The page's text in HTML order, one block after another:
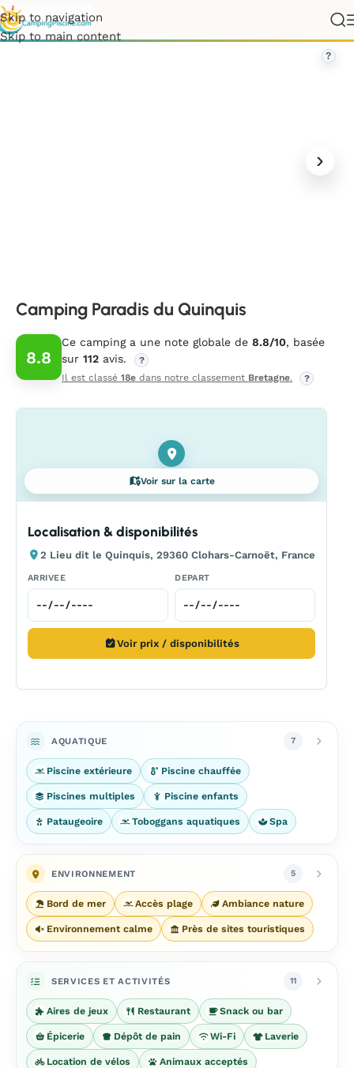
Skip to navigation
Skip to main content
»Bretagne»Finistère
?
Camping Paradis du Quinquis
8.8
Ce camping a une note globale de 8.8/10, basée
sur 112 avis.
?
Il est classé 18e dans notre classement Bretagne. ?
Voir sur la carte
Localisation & disponibilités
2 Lieu dit le Quinquis, 29360 Clohars-Carnoët, France
ARRIVEE DEPART
Voir prix / disponibilités
AQUATIQUE 7
Piscine extérieure Piscine chauffée
Piscines multiples Piscine enfants
Pataugeoire Toboggans aquatiques Spa
ENVIRONNEMENT 5
Bord de mer Accès plage Ambiance nature
Environnement calme Près de sites touristiques
SERVICES ET ACTIVITÉS 11
Aires de jeux Restaurant Snack ou bar
Épicerie Dépôt de pain Wi-Fi Laverie
Location de vélos Animaux acceptés